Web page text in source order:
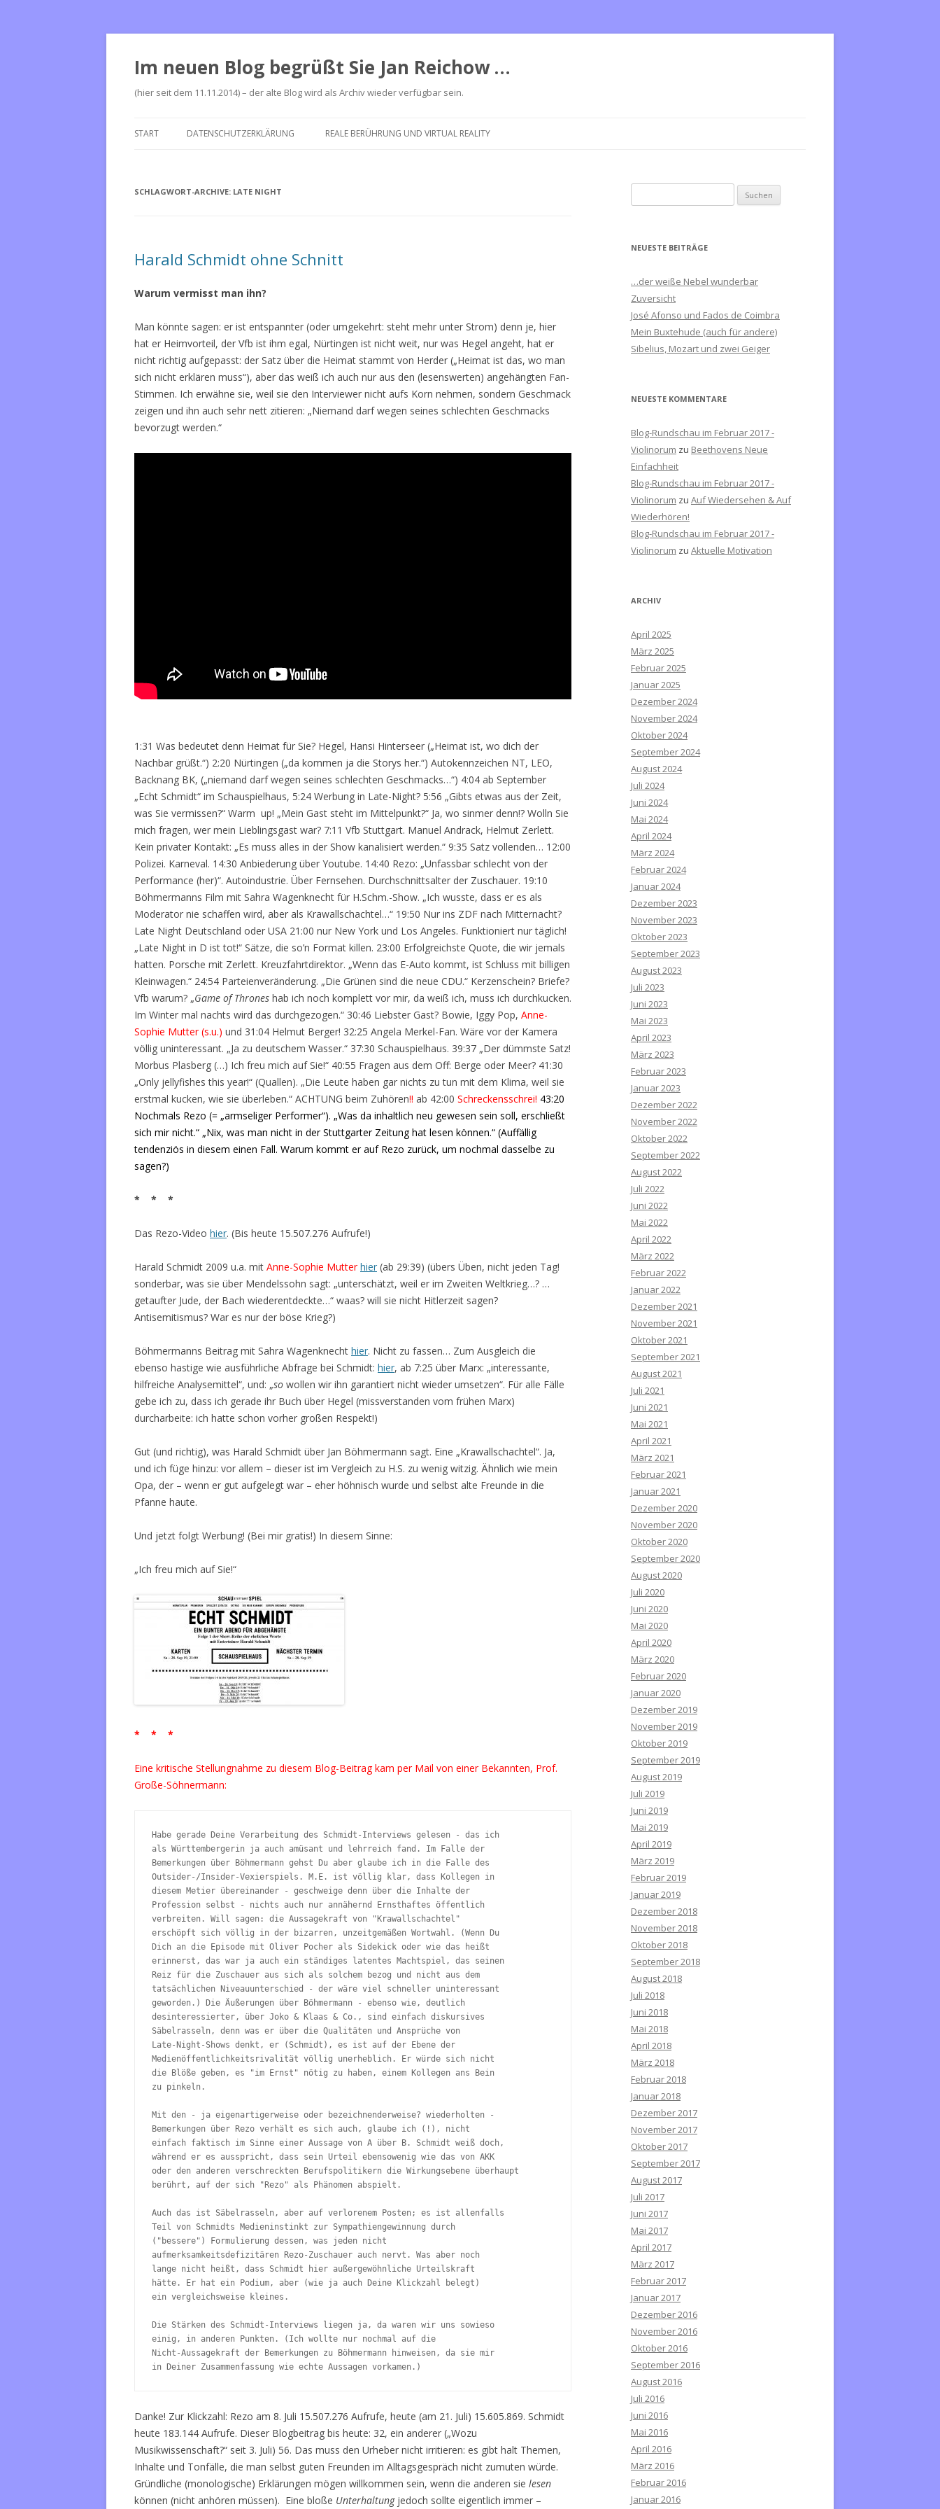
Im neuen Blog begrüßt Sie Jan Reichow …
(hier seit dem 11.11.2014) – der alte Blog wird als Archiv wieder verfügbar sein.
Inhalt
START DATENSCHUTZERKLÄRUNG REALE BERÜHRUNG UND VIRTUAL REALITY
SCHLAGWORT-ARCHIVE: LATE NIGHT
Harald Schmidt ohne Schnitt
Warum vermisst man ihn?
Man könnte sagen: er ist entspannter (oder umgekehrt: steht mehr unter Strom) denn je, hier
hat er Heimvorteil, der Vfb ist ihm egal, Nürtingen ist nicht weit, nur was Hegel angeht, hat er
nicht richtig aufgepasst: der Satz über die Heimat stammt von Herder („Heimat ist das, wo man
sich nicht erklären muss“), aber das weiß ich auch nur aus den (lesenswerten) angehängten Fan-
Stimmen. Ich erwähne sie, weil sie den Interviewer nicht aufs Korn nehmen, sondern Geschmack
zeigen und ihn auch sehr nett zitieren: „Niemand darf wegen seines schlechten Geschmacks
bevorzugt werden.“
1:31 Was bedeutet denn Heimat für Sie? Hegel, Hansi Hinterseer („Heimat ist, wo dich der
Nachbar grüßt.“) 2:20 Nürtingen („da kommen ja die Storys her.“) Autokennzeichen NT, LEO,
Backnang BK, („niemand darf wegen seines schlechten Geschmacks…“) 4:04 ab September
„Echt Schmidt“ im Schauspielhaus, 5:24 Werbung in Late-Night? 5:56 „Gibts etwas aus der Zeit,
was Sie vermissen?“ Warm up! „Mein Gast steht im Mittelpunkt?“ Ja, wo sinmer denn!? Wolln Sie
mich fragen, wer mein Lieblingsgast war? 7:11 Vfb Stuttgart. Manuel Andrack, Helmut Zerlett.
Kein privater Kontakt: „Es muss alles in der Show kanalisiert werden.“ 9:35 Satz vollenden… 12:00
Polizei. Karneval. 14:30 Anbiederung über Youtube. 14:40 Rezo: „Unfassbar schlecht von der
Performance (her)“. Autoindustrie. Über Fernsehen. Durchschnittsalter der Zuschauer. 19:10
Böhmermanns Film mit Sahra Wagenknecht für H.Schm.-Show. „Ich wusste, dass er es als
Moderator nie schaffen wird, aber als Krawallschachtel…“ 19:50 Nur ins ZDF nach Mitternacht?
Late Night Deutschland oder USA 21:00 nur New York und Los Angeles. Funktioniert nur täglich!
„Late Night in D ist tot!“ Sätze, die so’n Format killen. 23:00 Erfolgreichste Quote, die wir jemals
hatten. Porsche mit Zerlett. Kreuzfahrtdirektor. „Wenn das E-Auto kommt, ist Schluss mit billigen
Kleinwagen.“ 24:54 Parteienveränderung. „Die Grünen sind die neue CDU.“ Kerzenschein? Briefe?
Vfb warum? „Game of Thrones hab ich noch komplett vor mir, da weiß ich, muss ich durchkucken.
Im Winter mal nachts wird das durchgezogen.“ 30:46 Liebster Gast? Bowie, Iggy Pop, Anne-
Sophie Mutter (s.u.) und 31:04 Helmut Berger! 32:25 Angela Merkel-Fan. Wäre vor der Kamera
völlig uninteressant. „Ja zu deutschem Wasser.“ 37:30 Schauspielhaus. 39:37 „Der dümmste Satz!
Morbus Plasberg (…) Ich freu mich auf Sie!“ 40:55 Fragen aus dem Off: Berge oder Meer? 41:30
„Only jellyfishes this year!“ (Quallen). „Die Leute haben gar nichts zu tun mit dem Klima, weil sie
erstmal kucken, wie sie überleben.“ ACHTUNG beim Zuhören!! ab 42:00 Schreckensschrei! 43:20
Nochmals Rezo (= „armseliger Performer“). „Was da inhaltlich neu gewesen sein soll, erschließt
sich mir nicht.“ „Nix, was man nicht in der Stuttgarter Zeitung hat lesen können.“ (Auffällig
tendenziös in diesem einen Fall. Warum kommt er auf Rezo zurück, um nochmal dasselbe zu
sagen?)
* * *
Das Rezo-Video hier. (Bis heute 15.507.276 Aufrufe!)
Harald Schmidt 2009 u.a. mit Anne-Sophie Mutter hier (ab 29:39) (übers Üben, nicht jeden Tag!
sonderbar, was sie über Mendelssohn sagt: „unterschätzt, weil er im Zweiten Weltkrieg…? …
getaufter Jude, der Bach wiederentdeckte…“ waas? will sie nicht Hitlerzeit sagen?
Antisemitismus? War es nur der böse Krieg?)
Böhmermanns Beitrag mit Sahra Wagenknecht hier. Nicht zu fassen… Zum Ausgleich die
ebenso hastige wie ausführliche Abfrage bei Schmidt: hier, ab 7:25 über Marx: „interessante,
hilfreiche Analysemittel“, und: „so wollen wir ihn garantiert nicht wieder umsetzen“. Für alle Fälle
gebe ich zu, dass ich gerade ihr Buch über Hegel (missverstanden vom frühen Marx)
durcharbeite: ich hatte schon vorher großen Respekt!)
Gut (und richtig), was Harald Schmidt über Jan Böhmermann sagt. Eine „Krawallschachtel“. Ja,
und ich füge hinzu: vor allem – dieser ist im Vergleich zu H.S. zu wenig witzig. Ähnlich wie mein
Opa, der – wenn er gut aufgelegt war – eher höhnisch wurde und selbst alte Freunde in die
Pfanne haute.
Und jetzt folgt Werbung! (Bei mir gratis!) In diesem Sinne:
„Ich freu mich auf Sie!“
* * *
Eine kritische Stellungnahme zu diesem Blog-Beitrag kam per Mail von einer Bekannten, Prof.
Große-Söhnermann:
Habe gerade Deine Verarbeitung des Schmidt-Interviews gelesen - das ich
als Württembergerin ja auch amüsant und lehrreich fand. Im Falle der
Bemerkungen über Böhmermann gehst Du aber glaube ich in die Falle des
Outsider-/Insider-Vexierspiels. M.E. ist völlig klar, dass Kollegen in
diesem Metier übereinander - geschweige denn über die Inhalte der
Profession selbst - nichts auch nur annähernd Ernsthaftes öffentlich
verbreiten. Will sagen: die Aussagekraft von "Krawallschachtel"
erschöpft sich völlig in der bizarren, unzeitgemäßen Wortwahl. (Wenn Du
Dich an die Episode mit Oliver Pocher als Sidekick oder wie das heißt
erinnerst, das war ja auch ein ständiges latentes Machtspiel, das seinen
Reiz für die Zuschauer aus sich als solchem bezog und nicht aus dem
tatsächlichen Niveauunterschied - der wäre viel schneller uninteressant
geworden.) Die Äußerungen über Böhmermann - ebenso wie, deutlich
desinteressierter, über Joko & Klaas & Co., sind einfach diskursives
Säbelrasseln, denn was er über die Qualitäten und Ansprüche von
Late-Night-Shows denkt, er (Schmidt), es ist auf der Ebene der
Medienöffentlichkeitsrivalität völlig unerheblich. Er würde sich nicht
die Blöße geben, es "im Ernst" nötig zu haben, einem Kollegen ans Bein
zu pinkeln.
Mit den - ja eigenartigerweise oder bezeichnenderweise? wiederholten -
Bemerkungen über Rezo verhält es sich auch, glaube ich (!), nicht
einfach faktisch im Sinne einer Aussage von A über B. Schmidt weiß doch,
während er es ausspricht, dass sein Urteil ebensowenig wie das von AKK
oder den anderen verschreckten Berufspolitikern die Wirkungsebene überhaupt
berührt, auf der sich "Rezo" als Phänomen abspielt.
Auch das ist Säbelrasseln, aber auf verlorenem Posten; es ist allenfalls
Teil von Schmidts Medieninstinkt zur Sympathiengewinnung durch
("bessere") Formulierung dessen, was jeden nicht
aufmerksamkeitsdefizitären Rezo-Zuschauer auch nervt. Was aber noch
lange nicht heißt, dass Schmidt hier außergewöhnliche Urteilskraft
hätte. Er hat ein Podium, aber (wie ja auch Deine Klickzahl belegt)
ein vergleichsweise kleines.
Die Stärken des Schmidt-Interviews liegen ja, da waren wir uns sowieso
einig, in anderen Punkten. (Ich wollte nur nochmal auf die
Nicht-Aussagekraft der Bemerkungen zu Böhmermann hinweisen, da sie mir
in Deiner Zusammenfassung wie echte Aussagen vorkamen.)
Danke! Zur Klickzahl: Rezo am 8. Juli 15.507.276 Aufrufe, heute (am 21. Juli) 15.605.869. Schmidt
heute 183.144 Aufrufe. Dieser Blogbeitrag bis heute: 32, ein anderer („Wozu
Musikwissenschaft?“ seit 3. Juli) 56. Das muss den Urheber nicht irritieren: es gibt halt Themen,
Inhalte und Tonfälle, die man selbst guten Freunden im Alltagsgespräch nicht zumuten würde.
Gründliche (monologische) Erklärungen mögen willkommen sein, wenn die anderen sie lesen
können (nicht anhören müssen). Eine bloße Unterhaltungjedoch sollte eigentlich immer –
u
h
n
a
c
h
NEUESTE BEITRÄGE
…der weiße Nebel wunderbar
Zuversicht
José Afonso und Fados de Coimbra
Mein Buxtehude (auch für andere)
Sibelius, Mozart und zwei Geiger
NEUESTE KOMMENTARE
Blog-Rundschau im Februar 2017 -
Violinorum zu Beethovens Neue
Einfachheit
Blog-Rundschau im Februar 2017 -
Violinorum zu Auf Wiedersehen & Auf
Wiederhören!
Blog-Rundschau im Februar 2017 -
Violinorum zu Aktuelle Motivation
ARCHIV
April 2025
März 2025
Februar 2025
Januar 2025
Dezember 2024
November 2024
Oktober 2024
September 2024
August 2024
Juli 2024
Juni 2024
Mai 2024
April 2024
März 2024
Februar 2024
Januar 2024
Dezember 2023
November 2023
Oktober 2023
September 2023
August 2023
Juli 2023
Juni 2023
Mai 2023
April 2023
März 2023
Februar 2023
Januar 2023
Dezember 2022
November 2022
Oktober 2022
September 2022
August 2022
Juli 2022
Juni 2022
Mai 2022
April 2022
März 2022
Februar 2022
Januar 2022
Dezember 2021
November 2021
Oktober 2021
September 2021
August 2021
Juli 2021
Juni 2021
Mai 2021
April 2021
März 2021
Februar 2021
Januar 2021
Dezember 2020
November 2020
Oktober 2020
September 2020
August 2020
Juli 2020
Juni 2020
Mai 2020
April 2020
März 2020
Februar 2020
Januar 2020
Dezember 2019
November 2019
Oktober 2019
September 2019
August 2019
Juli 2019
Juni 2019
Mai 2019
April 2019
März 2019
Februar 2019
Januar 2019
Dezember 2018
November 2018
Oktober 2018
September 2018
August 2018
Juli 2018
Juni 2018
Mai 2018
April 2018
März 2018
Februar 2018
Januar 2018
Dezember 2017
November 2017
Oktober 2017
September 2017
August 2017
Juli 2017
Juni 2017
Mai 2017
April 2017
März 2017
Februar 2017
Januar 2017
Dezember 2016
November 2016
Oktober 2016
September 2016
August 2016
Juli 2016
Juni 2016
Mai 2016
April 2016
März 2016
Februar 2016
Januar 2016